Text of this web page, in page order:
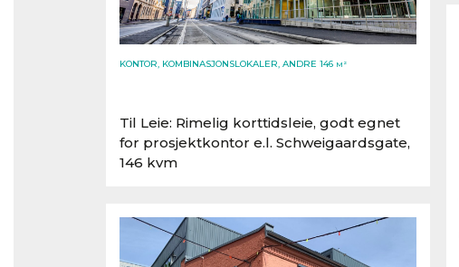
KONTOR, KOMBINASJONSLOKALER, ANDRE 146 M²
Til Leie: Rimelig korttidsleie, godt egnet
for prosjektkontor e.l. Schweigaardsgate,
146 kvm